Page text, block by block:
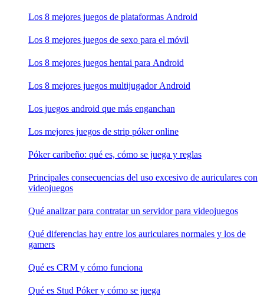
Los 8 mejores juegos de plataformas Android
Los 8 mejores juegos de sexo para el móvil
Los 8 mejores juegos hentai para Android
Los 8 mejores juegos multijugador Android
Los juegos android que más enganchan
Los mejores juegos de strip póker online
Póker caribeño: qué es, cómo se juega y reglas
Principales consecuencias del uso excesivo de auriculares con
videojuegos
Qué analizar para contratar un servidor para videojuegos
Qué diferencias hay entre los auriculares normales y los de
gamers
Qué es CRM y cómo funciona
Qué es Stud Póker y cómo se juega